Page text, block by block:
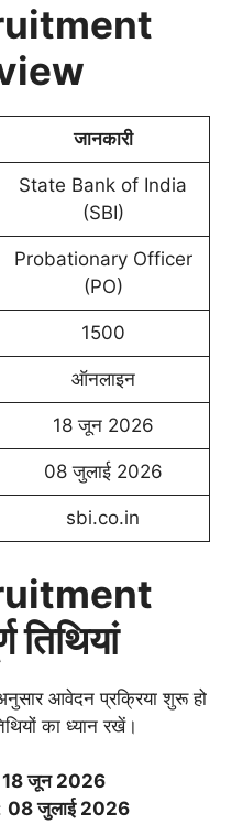
जानकारी
State Bank of India
(SBI)
Probationary Officer
(PO)
1500
ऑनलाइन
18 जून 2026
08 जुलाई 2026
sbi.co.in
आवेदन प्रक्रिया शुरू हो
का ध्यान रखें।
18 जून 2026
08 जुलाई 2026